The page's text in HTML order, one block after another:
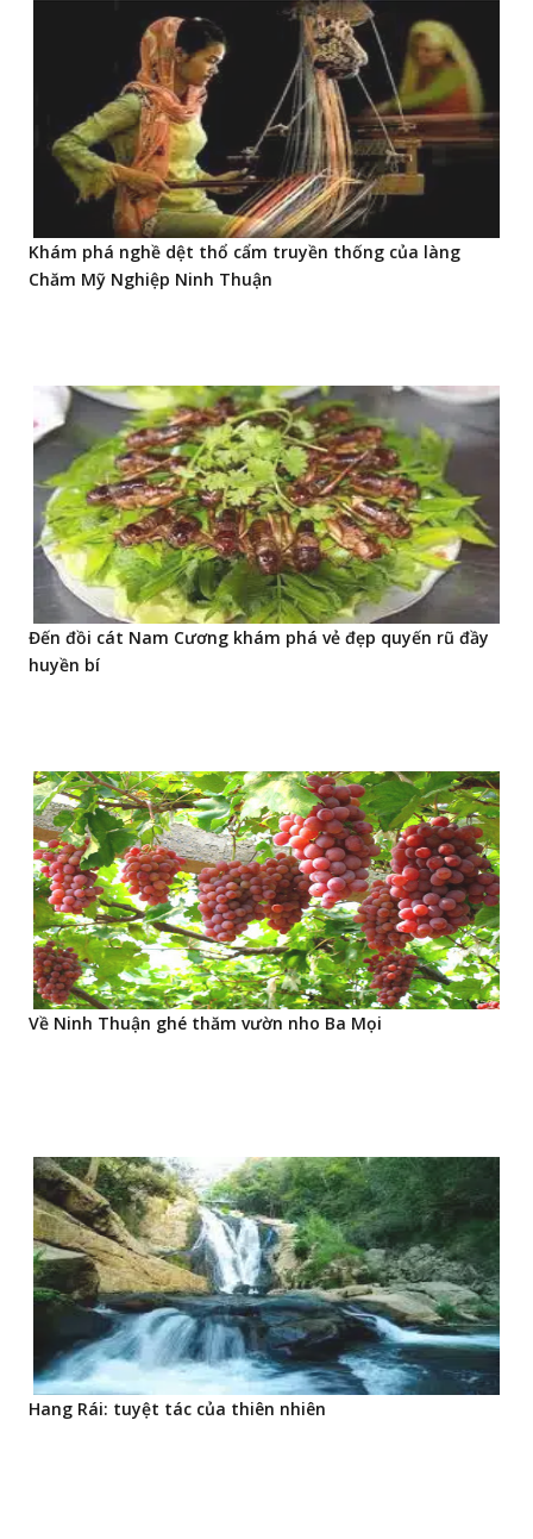
Khám phá nghề dệt thổ cẩm truyền thống của làng
Chăm Mỹ Nghiệp Ninh Thuận
Đến đồi cát Nam Cương khám phá vẻ đẹp quyến rũ đầy
huyền bí
Về Ninh Thuận ghé thăm vườn nho Ba Mọi
Hang Rái: tuyệt tác của thiên nhiên